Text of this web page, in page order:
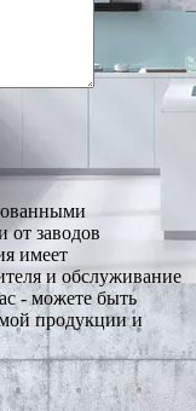
от заводов
имеет
и обслуживание
- можете быть
продукции и